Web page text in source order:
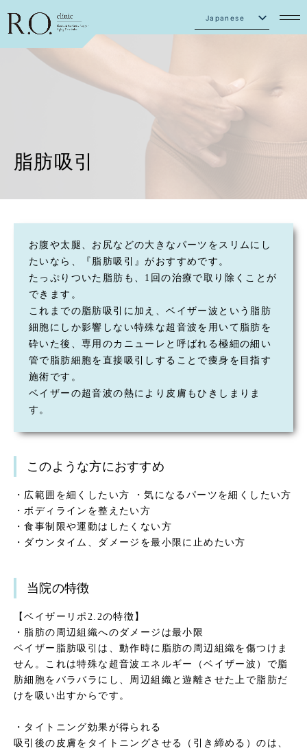
Japanese
脂肪吸引
お腹や太腿、お尻などの大きなパーツをスリムにし
たいなら、『脂肪吸引』がおすすめです。
たっぷりついた脂肪も、1回の治療で取り除くことが
できます。
これまでの脂肪吸引に加え、ベイザー波という脂肪
細胞にしか影響しない特殊な超音波を用いて脂肪を
砕いた後、専用のカニューレと呼ばれる極細の細い
管で脂肪細胞を直接吸引しすることで痩身を目指す
施術です。
ベイザーの超音波の熱により皮膚もひきしまりま
す。
このような方におすすめ
・広範囲を細くしたい方 ・気になるパーツを細くしたい方
・ボディラインを整えたい方
・食事制限や運動はしたくない方
・ダウンタイム、ダメージを最小限に止めたい方
当院の特徴
【ベイザーリポ2.2の特徴】
・脂肪の周辺組織へのダメージは最小限
ベイザー脂肪吸引は、動作時に脂肪の周辺組織を傷つけま
せん。これは特殊な超音波エネルギー（ベイザー波）で脂
肪細胞をバラバラにし、周辺組織と遊離させた上で脂肪だ
けを吸い出すからです。
・タイトニング効果が得られる
吸引後の皮膚をタイトニングさせる（引き締める）のは、